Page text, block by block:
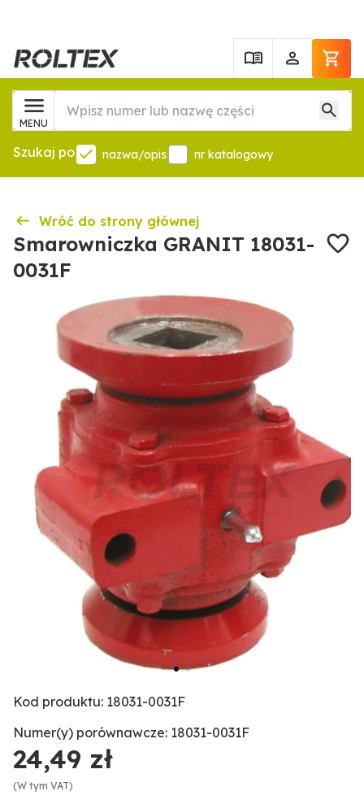
MENU
Szukaj po nazwa/opis nr katalogowy
Wróć do strony głównej
Smarowniczka GRANIT 18031-
0031F
Kod produktu: 18031-0031F
Numer(y) porównawcze: 18031-0031F
24,49 zł
(W tym VAT)